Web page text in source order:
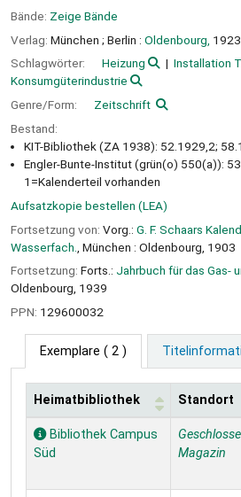
Bände: Zeige Bände
Verlag: München ; Berlin : Oldenbourg,
Schlagwörter:
Heizung Installation
Konsumgüterindustrie
Genre/Form:
Zeitschrift
Bestand:
KIT-Bibliothek (ZA 1938): 52.1929,2;
Engler-Bunte-Institut (grün(o) 550(a)):
1=Kalenderteil vorhanden
Aufsatzkopie bestellen (LEA)
Fortsetzung von: Vorg.: G. F. Schaars
Wasserfach.
, München : Oldenbourg, 1903
Fortsetzung: Forts.: Jahrbuch für das Gas-
Oldenbourg, 1939
PPN: 129600032
Exemplare ( 2 )
Exemplare
Heimatbibliothek Standort
Bibliothek Campus
Süd
Magazin